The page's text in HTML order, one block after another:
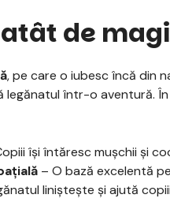
de
, pe care o iubesc încă din
într-o aventură. În
își întăresc mușchii și
– O bază excelentă
liniștește și ajută